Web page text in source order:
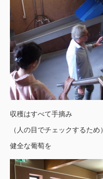
収穫はすべて手摘み
（人の目でチェックするため）
健全な葡萄を